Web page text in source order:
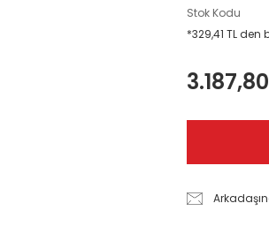
Stok Kodu
*329,41 TL